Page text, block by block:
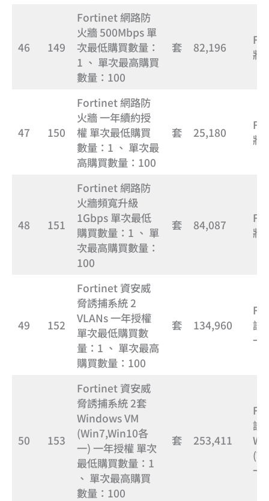
46 149
Fortinet 網路防
火牆 500Mbps 單
次最低購買數量：
1 、 單次最高購買
數量：100
套 82,196
牆
47 150
Fortinet 網路防
火牆 一年續約授
權 單次最低購買
數量：1 、 單次最
高購買數量：100
套 25,180
牆
48 151
Fortinet 網路防
火牆頻寬升級
1Gbps 單次最低
購買數量：1 、 單
次最高購買數量：
100
套 84,087
牆
49 152
Fortinet 資安威
脅誘捕系統 2
VLANs 一年授權
單次最低購買數
量：1 、 單次最高
購買數量：100
套 134,960
誘
一
50 153
Fortinet 資安威
脅誘捕系統 2套
Windows VM
(Win7,Win10各
一) 一年授權 單次
最低購買數量：1
、 單次最高購買
數量：100
套 253,411
誘
一